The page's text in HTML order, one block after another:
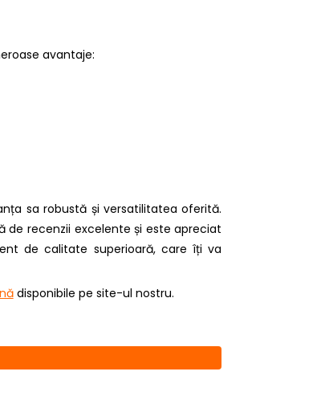
avantaje:
sa robustă și versatilitatea oferită.
de recenzii excelente și este apreciat
de calitate superioară, care îți va
disponibile pe site-ul nostru.